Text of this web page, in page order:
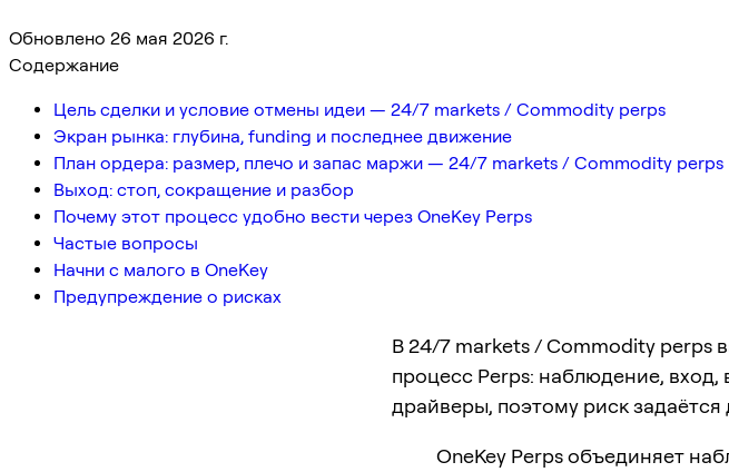
Обновлено 26 мая 2026 г.
Содержание
Цель сделки и условие отмены идеи — 24/7 markets / Commodity perps
Экран рынка: глубина, funding и последнее движение
План ордера: размер, плечо и запас маржи — 24/7 markets / Commodity perps
Выход: стоп, сокращение и разбор
Почему этот процесс удобно вести через OneKey Perps
Частые вопросы
Начни с малого в OneKey
Предупреждение о рисках
В 24/7 markets / Commodity perps
процесс Perps: наблюдение,
драйверы, поэтому риск задаётся
OneKey Perps объединяет